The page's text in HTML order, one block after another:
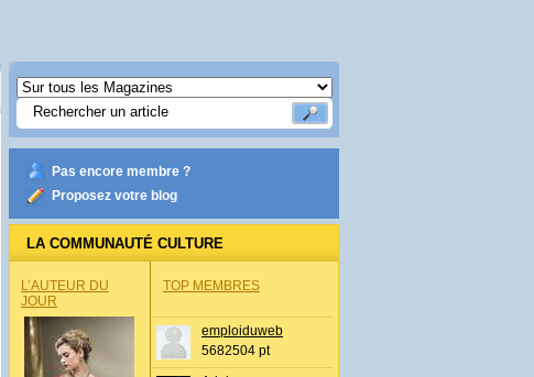
Pas encore membre ?
Proposez votre blog
LA COMMUNAUTÉ CULTURE
L’AUTEUR DU
JOUR
TOP MEMBRES
emploiduweb
5682504 pt